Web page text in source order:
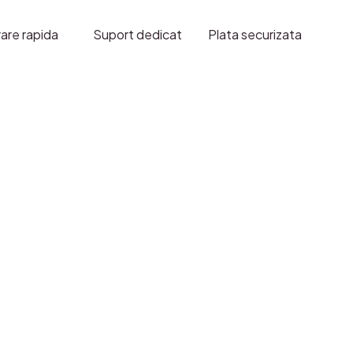
rapida Suport dedicat Plata securizata